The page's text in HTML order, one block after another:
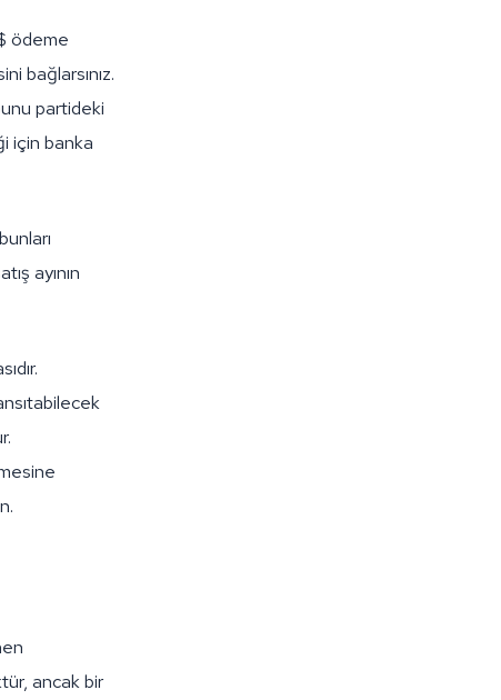
ödeme
bağlarsınız.
partideki
için banka
ayının
ancak bir